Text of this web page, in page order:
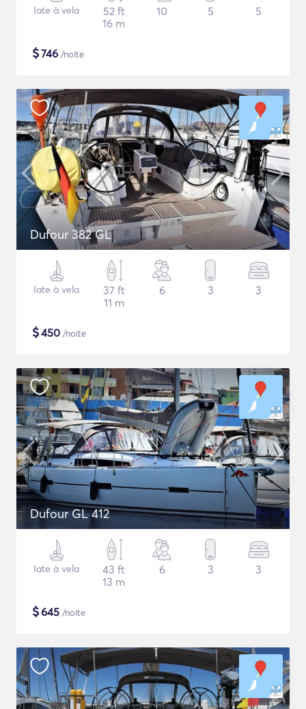
Iate à vela
52 ft
16 m
10 5 5
$746 /noite
Dufour 382 GL
Iate à vela
37 ft
11 m
6 3 3
$450 /noite
Dufour GL 412
Iate à vela
43 ft
13 m
6 3 3
$645 /noite